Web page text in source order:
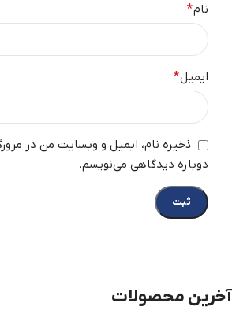
نام*
ایمیل*
ذخیره نام، ایمیل و وبسایت من در
دوباره دیدگاهی می‌نویسم.
آخرین محصولات